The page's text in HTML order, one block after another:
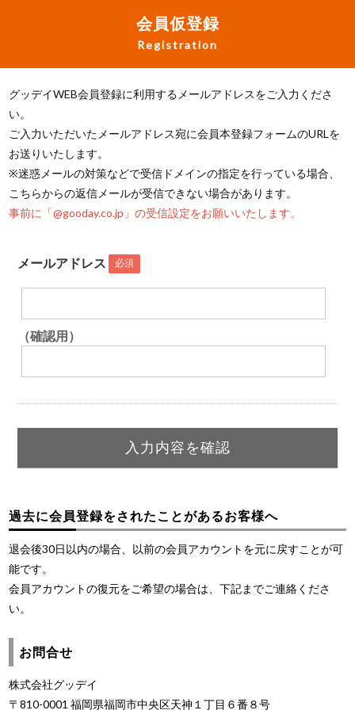
会員仮登録
Registration
グッデイWEB会員登録に利用するメールアドレスをご入力くださ
い。
ご入力いただいたメールアドレス宛に会員本登録フォームのURLを
お送りいたします。
※迷惑メールの対策などで受信ドメインの指定を行っている場合、
こちらからの返信メールが受信できない場合があります。
事前に「@gooday.co.jp」の受信設定をお願いいたします。
メールアドレス 必須
（確認用）
過去に会員登録をされたことがあるお客様へ
退会後30日以内の場合、以前の会員アカウントを元に戻すことが可
能です。
会員アカウントの復元をご希望の場合は、下記までご連絡くださ
い。
お問合せ
株式会社グッデイ
〒810-0001 福岡県福岡市中央区天神１丁目６番８号